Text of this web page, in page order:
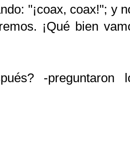
"¡coax, coax!"; y
¡Qué bien
-preguntaron